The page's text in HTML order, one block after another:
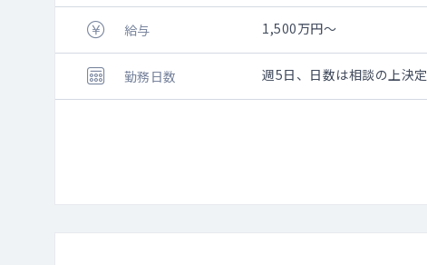
給与 1,500万円～
勤務日数 週5日、日数は相談の上決定